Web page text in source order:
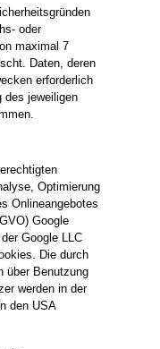
oder
maximal 7
Daten, deren
erforderlich
des jeweiligen
Optimierung
Onlineangebotes
Google
Google LLC
Die durch
über Benutzung
werden in der
den USA